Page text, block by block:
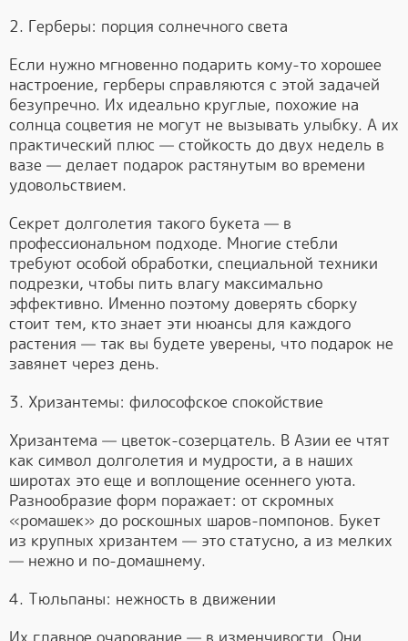
2. Герберы: порция солнечного света
Если нужно мгновенно подарить кому-то хорошее
настроение, герберы справляются с этой задачей
безупречно. Их идеально круглые, похожие на
солнца соцветия не могут не вызывать улыбку. А их
практический плюс — стойкость до двух недель в
вазе — делает подарок растянутым во времени
удовольствием.
Секрет долголетия такого букета — в
профессиональном подходе. Многие стебли
требуют особой обработки, специальной техники
подрезки, чтобы пить влагу максимально
эффективно. Именно поэтому доверять сборку
стоит тем, кто знает эти нюансы для каждого
растения — так вы будете уверены, что подарок не
завянет через день.
3. Хризантемы: философское спокойствие
Хризантема — цветок-созерцатель. В Азии ее чтят
как символ долголетия и мудрости, а в наших
широтах это еще и воплощение осеннего уюта.
Разнообразие форм поражает: от скромных
«ромашек» до роскошных шаров-помпонов. Букет
из крупных хризантем — это статусно, а из мелких
— нежно и по-домашнему.
4. Тюльпаны: нежность в движении